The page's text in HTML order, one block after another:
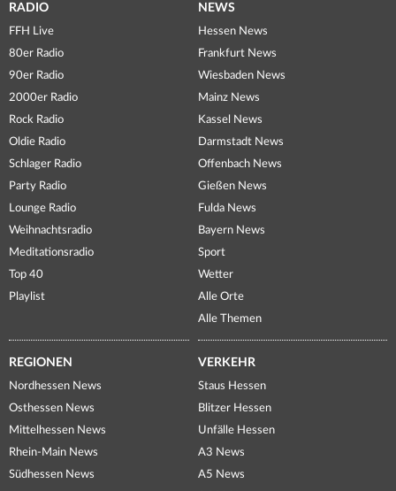
RADIO
FFH Live
80er Radio
90er Radio
2000er Radio
Rock Radio
Oldie Radio
Schlager Radio
Party Radio
Lounge Radio
Weihnachtsradio
Meditationsradio
Top 40
Playlist
NEWS
Hessen News
Frankfurt News
Wiesbaden News
Mainz News
Kassel News
Darmstadt News
Offenbach News
Gießen News
Fulda News
Bayern News
Sport
Wetter
Alle Orte
Alle Themen
REGIONEN
Nordhessen News
Osthessen News
Mittelhessen News
Rhein-Main News
Südhessen News
VERKEHR
Staus Hessen
Blitzer Hessen
Unfälle Hessen
A3 News
A5 News